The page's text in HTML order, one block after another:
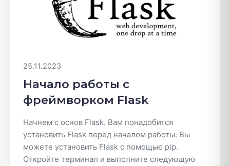
25.11.2023
Начало работы с
фреймворком Flask
Начнем с основ Flask. Вам понадобится
установить Flask перед началом работы. Вы
можете установить Flask с помощью pip.
Откройте терминал и выполните следующую